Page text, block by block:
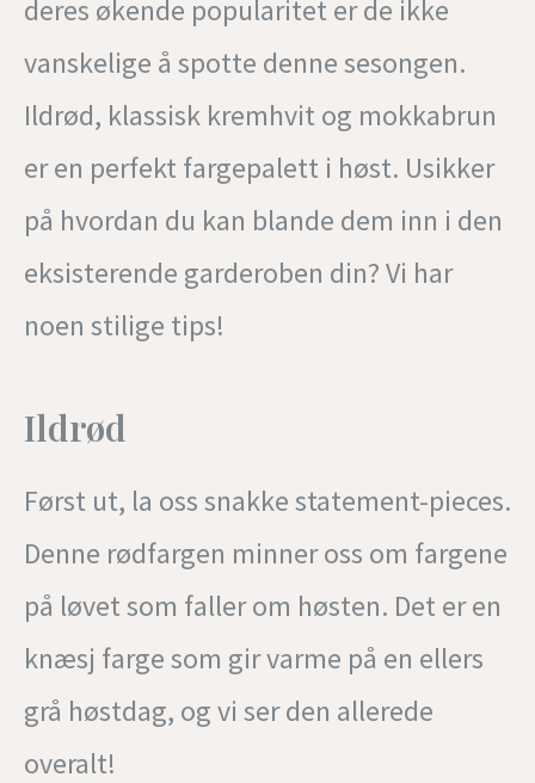
deres økende popularitet er de ikke
vanskelige å spotte denne sesongen.
Ildrød, klassisk kremhvit og mokkabrun
er en perfekt fargepalett i høst. Usikker
på hvordan du kan blande dem inn i den
eksisterende garderoben din? Vi har
noen stilige tips!
Ildrød
Først ut, la oss snakke statement-pieces.
Denne rødfargen minner oss om fargene
på løvet som faller om høsten. Det er en
knæsj farge som gir varme på en ellers
grå høstdag, og vi ser den allerede
overalt!